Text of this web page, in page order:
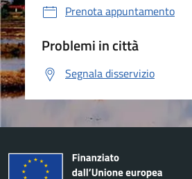
Prenota appuntamento
Problemi in città
Segnala disservizio